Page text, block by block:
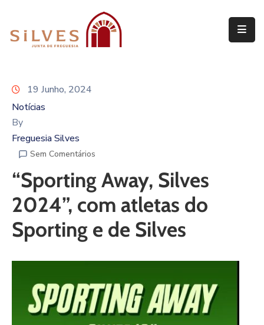
de
Freguesia
Assembleia
Freguesia
Projetos
19 Junho, 2024
Notícias
By
Freguesia Silves
Sem Comentários
“Sporting Away, Silves
2024”, com atletas do
Sporting e de Silves